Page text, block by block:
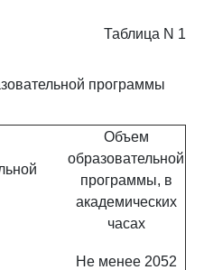
Таблица N 1
программы
Объем
образовательной
программы, в
академических
часах
Не менее 2052